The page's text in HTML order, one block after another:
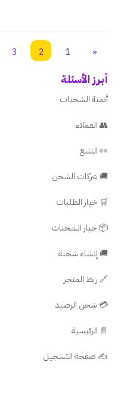
«
1
2
3
أبرز الأسئلة
أتمتة الشحنات
👥 العملاء
👀 التتبع
🚚 شركات الشحن
🛒 خيار الطلبات
📦 خيار الشحنات
🚚 إنشاء شحنة
🔗 ربط المتجر
💳 شحن الرصيد
📄 الرئيسية
✍️ صفحة التسجيل